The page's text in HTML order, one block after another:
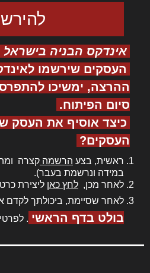
אינדקס הבניה בישראל
העסקים שירשמו
ההרצה, ימשיכו
סיום הפיתוח.
כיצד אוסיף את העסק
העסקים?
ראשית, בצע הרשמה קצרה
במידה ונרשמת בעבר).
לאחר מכן, לחץ כאן ליצירת
לאחר שסיימת, ביכולתך לקדם
בולט בדף הראשי .